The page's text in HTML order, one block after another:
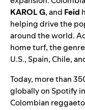
KAROL G, and Feid
helping drive the
around the world.
home turf, the
U.S., Spain, Chile,
Today, more than
globally on Spotify
Colombian